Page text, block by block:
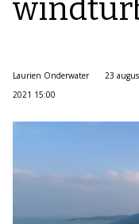
Laurien Onderwater
23
2021 15:00